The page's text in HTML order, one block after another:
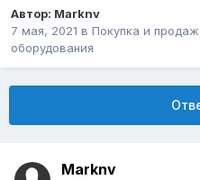
Автор: Marknv
7 мая, 2021 в Покупка и
оборудования
Marknv